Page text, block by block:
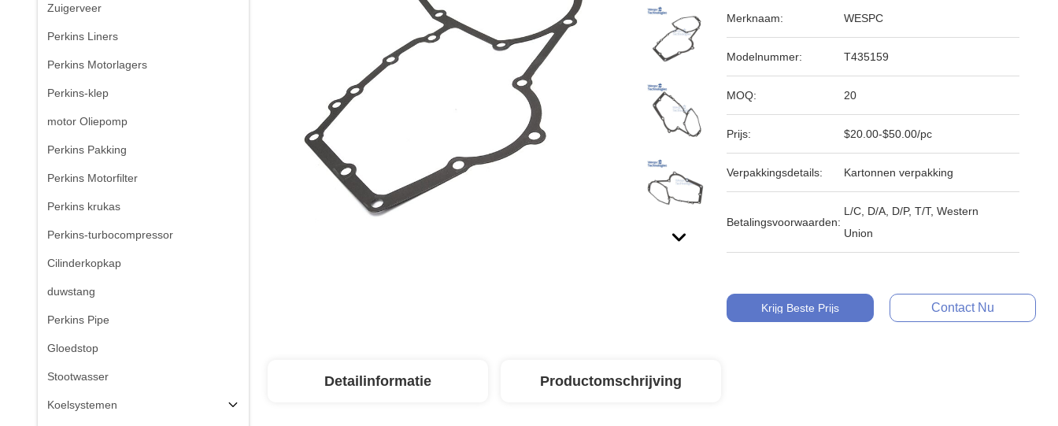
Zuigerveer
Perkins Liners
Perkins Motorlagers
Perkins-klep
motor Oliepomp
Perkins Pakking
Perkins Motorfilter
Perkins krukas
Perkins-turbocompressor
Cilinderkopkap
duwstang
Perkins Pipe
Gloedstop
Stootwasser
Koelsystemen
Merknaam: WESPC
Modelnummer: T435159
MOQ: 20
Prijs: $20.00-$50.00/pc
Verpakkingsdetails: Kartonnen verpakking
Betalingsvoorwaarden:
L/C, D/A, D/P, T/T, Western
Union
Krijg Beste Prijs Contact Nu
Detailinformatie Productomschrijving